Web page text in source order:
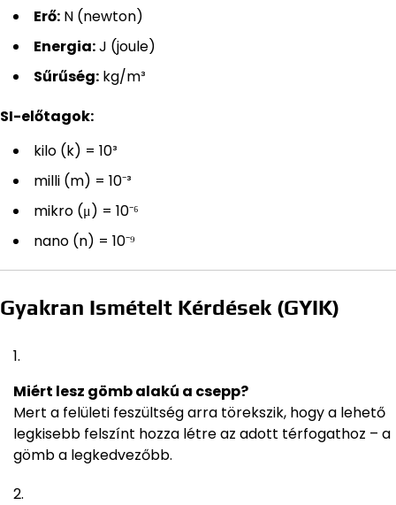
Erő: N (newton)
Energia:J (joule)
Sűrűség: kg/m³
SI-előtagok:
kilo (k) = 10³
milli (m) = 10⁻³
mikro (μ) = 10⁻⁶
nano (n) = 10⁻⁹
Gyakran Ismételt Kérdések (GYIK)
Miért lesz gömb alakú a csepp?
Mert a felületi feszültség arra törekszik, hogy a lehető
legkisebb felszínt hozza létre az adott térfogathoz – a
gömb a legkedvezőbb.